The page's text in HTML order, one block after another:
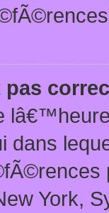
pas
dans
York,